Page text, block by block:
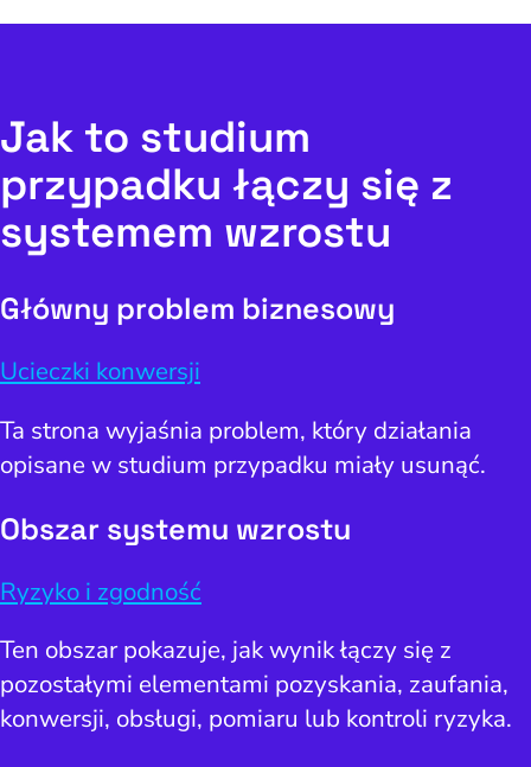
Jak to studium
przypadku łączy się z
systemem wzrostu
Główny problem biznesowy
Ucieczki konwersji
Ta strona wyjaśnia problem, który działania
opisane w studium przypadku miały usunąć.
Obszar systemu wzrostu
Ryzyko i zgodność
Ten obszar pokazuje, jak wynik łączy się z
pozostałymi elementami pozyskania, zaufania,
konwersji, obsługi, pomiaru lub kontroli ryzyka.